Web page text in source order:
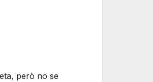
però no se